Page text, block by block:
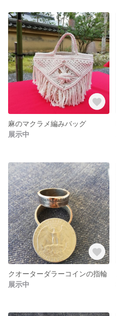
麻のマクラメ編みバッグ
展示中
クオーターダラーコインの指輪
展示中